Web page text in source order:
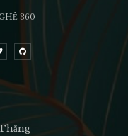
360